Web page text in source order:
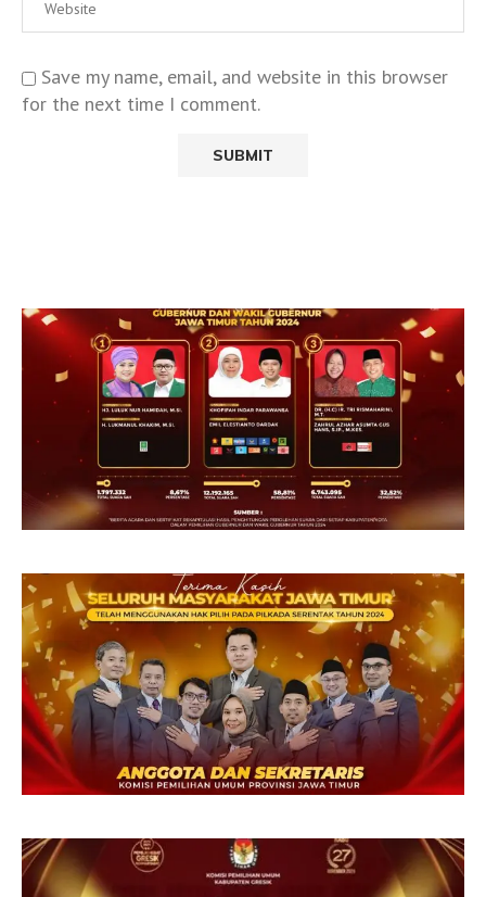
Save my name, email, and website in this browser
for the next time I comment.